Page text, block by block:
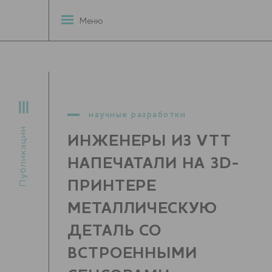
Публикации
Меню
научные разработки
ИНЖЕНЕРЫ ИЗ VTT
НАПЕЧАТАЛИ НА 3D-
ПРИНТЕРЕ
МЕТАЛЛИЧЕСКУЮ
ДЕТАЛЬ СО
ВСТРОЕННЫМИ